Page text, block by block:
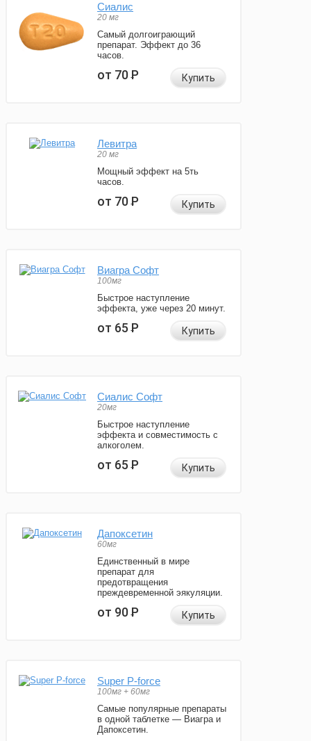
Сиалис
20 мг
Самый долгоиграющий
препарат. Эффект до 36
часов.
от 70Р Купить
Левитра
20 мг
Мощный эффект на 5ть
часов.
от 70Р Купить
Виагра Софт
100мг
Быстрое наступление
эффекта, уже через 20 минут.
от 65Р Купить
Сиалис Софт
20мг
Быстрое наступление
эффекта и совместимость с
алкоголем.
от 65Р Купить
Дапоксетин
60мг
Единственный в мире
препарат для
предотвращения
преждевременной эякуляции.
от 90Р Купить
Super P-force
100мг + 60мг
Самые популярные препараты
в одной таблетке — Виагра и
Дапоксетин.